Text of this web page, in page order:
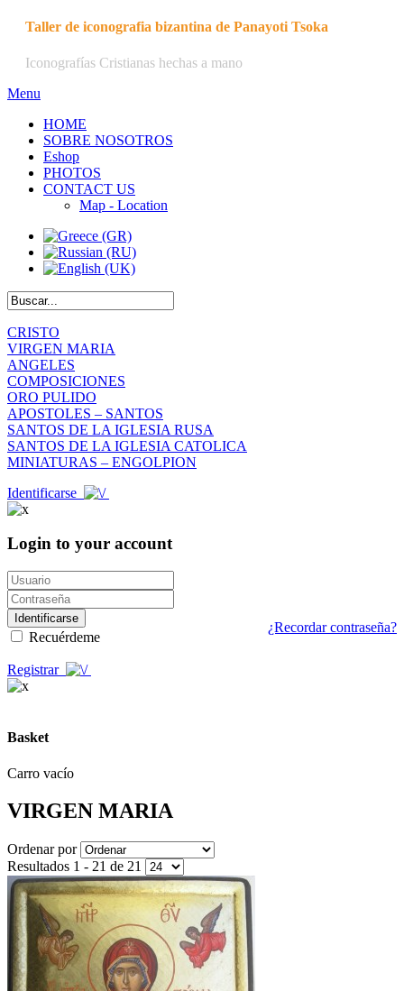
Taller de iconografia bizantina de Panayoti Tsoka
Iconografías Cristianas hechas a mano
Menu
HOME
SOBRE NOSOTROS
Eshop
PHOTOS
CONTACT US
Map - Location
CRISTO
VIRGEN MARIA
ANGELES
COMPOSICIONES
ORO PULIDO
APOSTOLES – SANTOS
SANTOS DE LA IGLESIA RUSA
SANTOS DE LA IGLESIA CATOLICA
MINIATURAS – ENGOLPION
Identificarse
Login to your account
Identificarse
Recuérdeme
¿Recordar contraseña?
Registrar
Basket
Carro vacío
VIRGEN MARIA
Ordenar por
Resultados 1 - 21 de 21